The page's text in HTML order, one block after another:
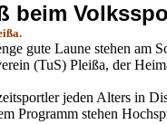
beim
gute Laune stehen am
(TuS) Pleißa, der
jeden Alters in
Programm stehen